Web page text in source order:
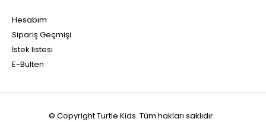
Hesabım
Sipariş Geçmişi
İstek listesi
E-Bülten
© Copyright Turtle Kids. Tüm hakları saklıdır.